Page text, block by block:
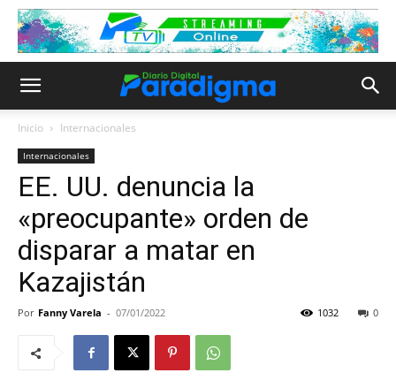
Inicio Internacionales
Internacionales
EE. UU. denuncia la
«preocupante» orden de
disparar a matar en
Kazajistán
Por Fanny Varela - 07/01/2022 0
1032